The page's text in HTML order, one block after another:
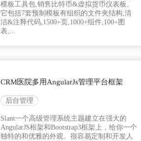
模板工具包,销售比特币&虚拟货币仪表板。
它包括7套预制模板有组织的文件夹结构,清
洁&注释代码,1500+页,1000+组件,100+图
表,...
CRM医院多用AngularJs管理平台框架
后台管理
Slant一个高级管理系统主题建立在强大的
AngularJS框架和Bootstrap3框架上，给你一个
独特的和优雅的外观。很容易定制和开发人